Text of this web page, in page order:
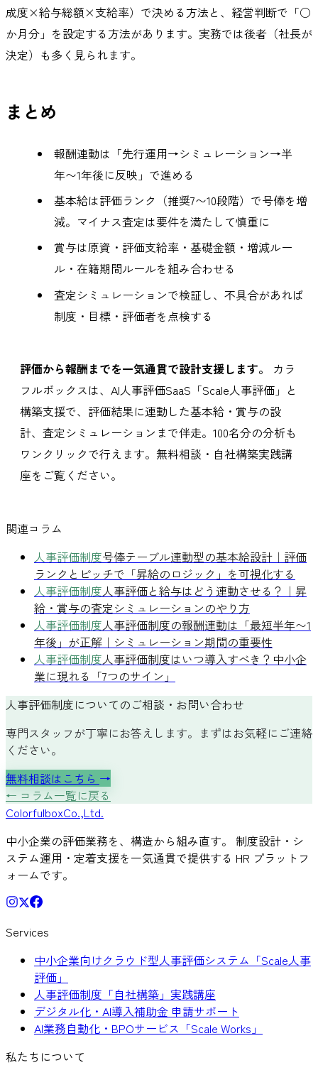
成度×給与総額×支給率）で決める方法と、経営判断で「○
か月分」を設定する方法があります。実務では後者（社長が
決定）も多く見られます。
まとめ
報酬連動は「先行運用→シミュレーション→半
年〜1年後に反映」で進める
基本給は評価ランク（推奨7〜10段階）で号俸を増
減。マイナス査定は要件を満たして慎重に
賞与は原資・評価支給率・基礎金額・増減ルー
ル・在籍期間ルールを組み合わせる
査定シミュレーションで検証し、不具合があれば
制度・目標・評価者を点検する
評価から報酬までを一気通貫で設計支援します。
カラ
フルボックスは、AI人事評価SaaS「Scale人事評価」と
構築支援で、評価結果に連動した基本給・賞与の設
計、査定シミュレーションまで伴走。100名分の分析も
ワンクリックで行えます。無料相談・自社構築実践講
座をご覧ください。
関連コラム
人事評価制度号俸テーブル連動型の基本給設計｜評価
ランクとピッチで「昇給のロジック」を可視化する
人事評価制度人事評価と給与はどう連動させる？｜昇
給・賞与の査定シミュレーションのやり方
人事評価制度人事評価制度の報酬連動は「最短半年〜1
年後」が正解｜シミュレーション期間の重要性
人事評価制度人事評価制度はいつ導入すべき？中小企
業に現れる「7つのサイン」
人事評価制度についてのご相談・お問い合わせ
専門スタッフが丁寧にお答えします。まずはお気軽にご連絡
ください。
無料相談はこちら →
← コラム一覧に戻る
ColorfulboxCo.,Ltd.
中小企業の評価業務を、構造から組み直す。 制度設計・シ
ステム運用・定着支援を一気通貫で提供する HR プラットフ
ォームです。
Services
中小企業向けクラウド型人事評価システム「Scale人事
評価」
人事評価制度「自社構築」実践講座
デジタル化・AI導入補助金 申請サポート
AI業務自動化・BPOサービス「Scale Works」
私たちについて